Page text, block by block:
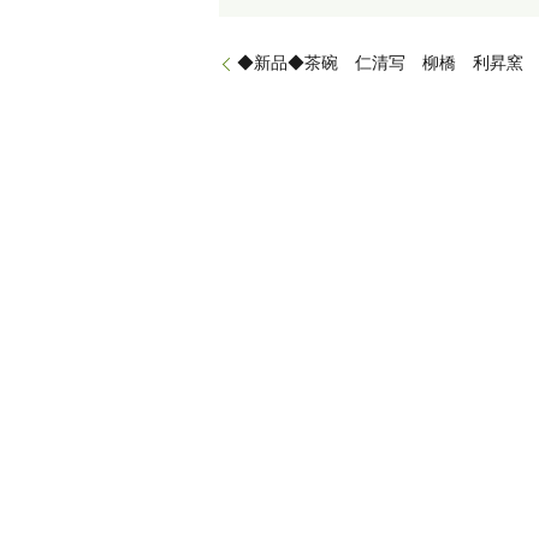
◆新品◆茶碗 仁清写 柳橋 利昇窯